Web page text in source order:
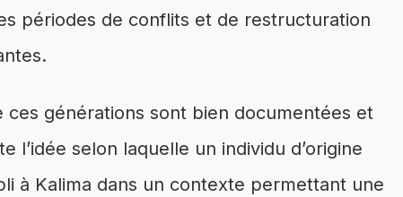
périodes de conflits et de restructuration
ces générations sont bien documentées et
l’idée selon laquelle un individu d’origine
à Kalima dans un contexte permettant une